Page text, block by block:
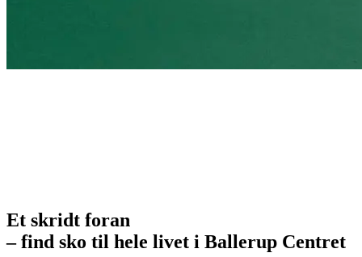
Et skridt foran
– find sko til hele livet i Ballerup Centret